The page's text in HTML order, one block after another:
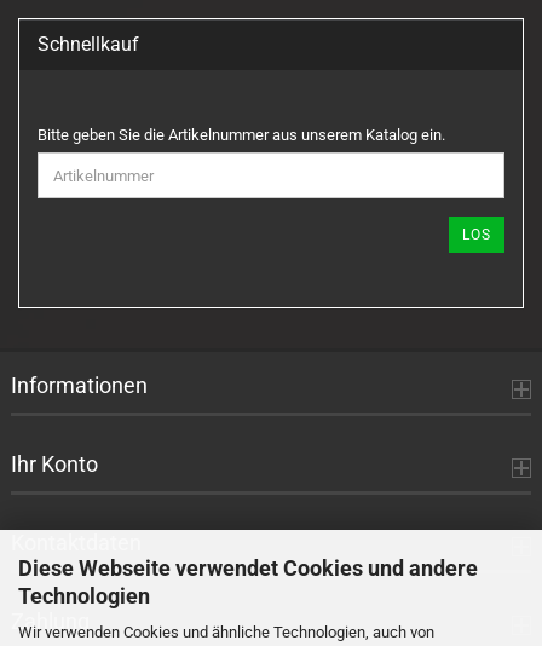
Diese Webseite verwendet Cookies und andere
Technologien
Wir verwenden Cookies und ähnliche Technologien, auch von
Schnellkauf
BITTE
GEBEN
SIE
DIE
EIN.
Bitte geben Sie die Artikelnummer aus unserem Katalog ein.
LOS
Informationen
Ihr Konto
Zahlung